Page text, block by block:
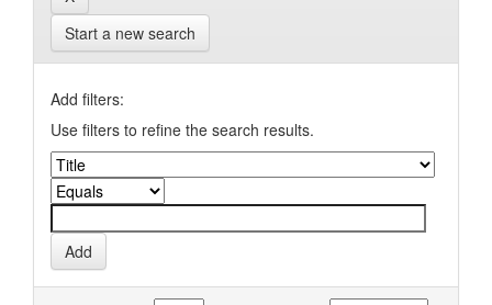
Start a new search
Add filters:
Use filters to refine the search results.